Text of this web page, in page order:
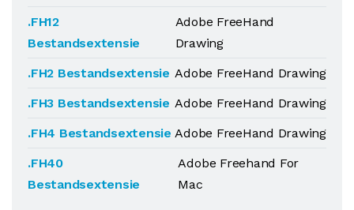
.FH12
Bestandsextensie
Adobe FreeHand
Drawing
.FH2 Bestandsextensie Adobe FreeHand Drawing
.FH3 Bestandsextensie Adobe FreeHand Drawing
.FH4 Bestandsextensie Adobe FreeHand Drawing
.FH40
Bestandsextensie
Adobe Freehand For
Mac